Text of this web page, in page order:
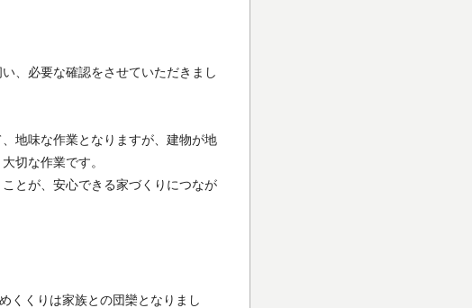
、必要な確認をさせていただきまし
地味な作業となりますが、建物が地
切な作業です。
とが、安心できる家づくりにつなが
くくりは家族との団欒となりまし